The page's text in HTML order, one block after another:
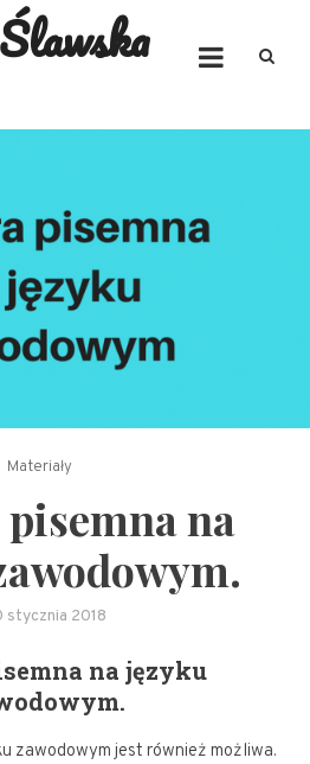
Materiały
na
stycznia 2018
na języku
zawodowym jest również możliwa.